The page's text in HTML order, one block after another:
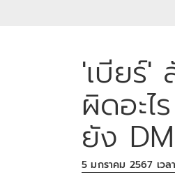
'เบียร์'
ผิดอะ
ยัง
5 มกราคม 2567 เวล